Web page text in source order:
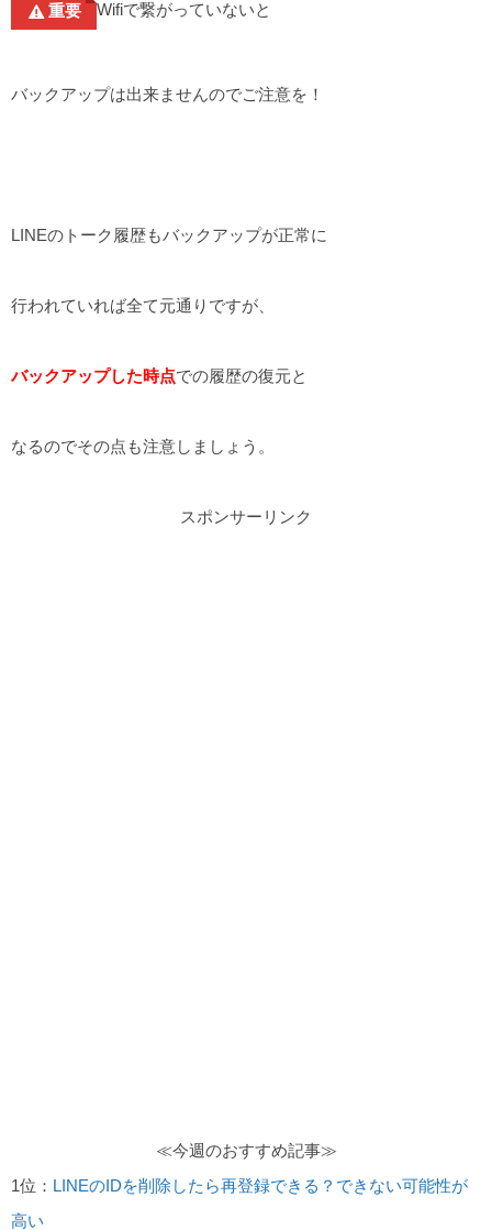
重要 Wifiで繋がっていないと
バックアップは出来ませんのでご注意を！
LINEのトーク履歴もバックアップが正常に
行われていれば全て元通りですが、
バックアップした時点での履歴の復元と
なるのでその点も注意しましょう。
スポンサーリンク
≪今週のおすすめ記事≫
1位： LINEのIDを削除したら再登録できる？できない可能性が
高い